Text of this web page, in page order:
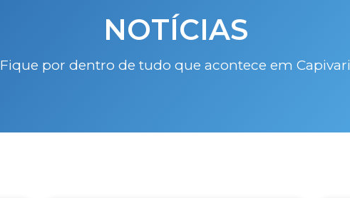
NOTÍCIAS
Fique por dentro de tudo que acontece em Capivari